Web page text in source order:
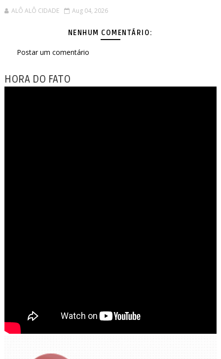
ALÔ ALÔ CIDADE Aug 04, 2026
NENHUM COMENTÁRIO:
Postar um comentário
HORA DO FATO